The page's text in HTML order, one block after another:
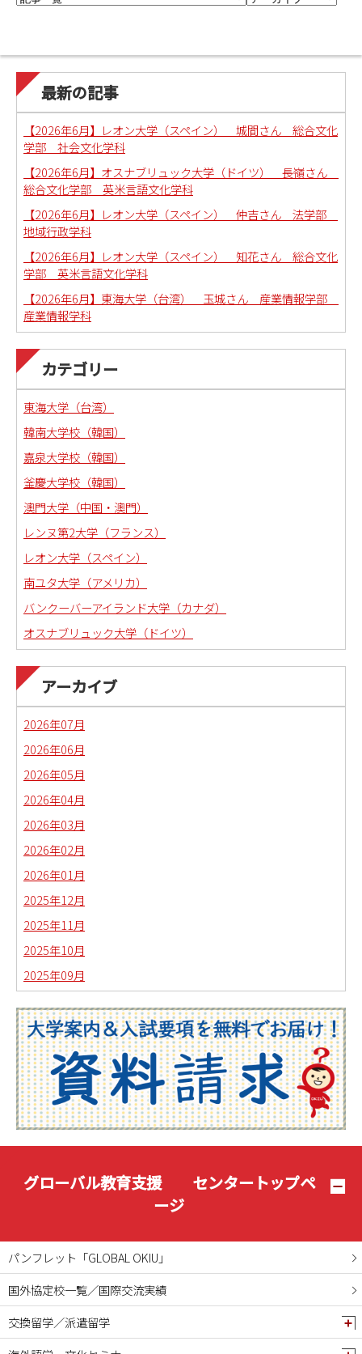
最新の記事
【2026年6月】レオン大学（スペイン） 城間さん 総合文化
学部 社会文化学科
【2026年6月】オスナブリュック大学（ドイツ） 長嶺さん
総合文化学部 英米言語文化学科
【2026年6月】レオン大学（スペイン） 仲吉さん 法学部
地域行政学科
【2026年6月】レオン大学（スペイン） 知花さん 総合文化
学部 英米言語文化学科
【2026年6月】東海大学（台湾） 玉城さん 産業情報学部
産業情報学科
カテゴリー
東海大学（台湾）
韓南大学校（韓国）
嘉泉大学校（韓国）
釜慶大学校（韓国）
澳門大学（中国・澳門）
レンヌ第2大学（フランス）
レオン大学（スペイン）
南ユタ大学（アメリカ）
バンクーバーアイランド大学（カナダ）
オスナブリュック大学（ドイツ）
アーカイブ
2026年07月
2026年06月
2026年05月
2026年04月
2026年03月
2026年02月
2026年01月
2025年12月
2025年11月
2025年10月
2025年09月
2025年07月
2025年06月
2025年05月
2025年04月
2025年03月
2025年02月
2025年01月
2024年10月
2024年09月
2024年08月
2024年07月
グローバル教育支援 センタートップペ
ージ
パンフレット「GLOBAL OKIU」
国外協定校一覧／国際交流実績
交換留学／派遣留学